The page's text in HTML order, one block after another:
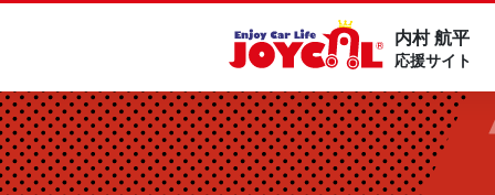
内村 航平
応援サイト